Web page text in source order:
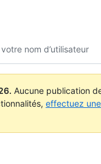
nom d’utilisateur
. Aucune publication
effectuez